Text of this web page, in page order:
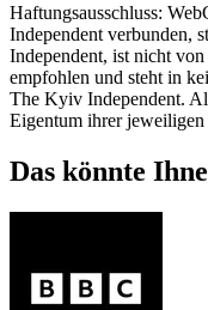
Haftungsausschluss:
Independent verbunden,
Independent, ist nicht
empfohlen und steht in
The Kyiv Independent.
Eigentum ihrer jeweiligen
Das könnte